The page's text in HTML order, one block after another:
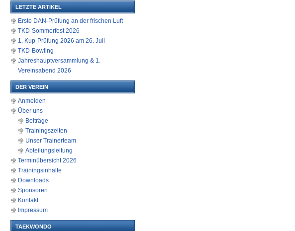
LETZTE ARTIKEL
Erste DAN-Prüfung an der frischen Luft
TKD-Sommerfest 2026
1. Kup-Prüfung 2026 am 26. Juli
TKD-Bowling
Jahreshauptversammlung & 1.
Vereinsabend 2026
DER VEREIN
Anmelden
Über uns
Beiträge
Trainingszeiten
Unser Trainerteam
Abteilungsleitung
Terminübersicht 2026
Trainingsinhalte
Downloads
Sponsoren
Kontakt
Impressum
TAEKWONDO